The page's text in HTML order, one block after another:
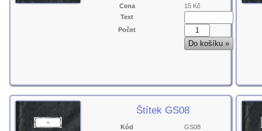
Cena
15 Kč
Text
Počet
Štítek GS08
Kód
GS08